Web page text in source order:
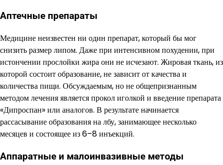
Аптечные препараты
Медицине неизвестен ни один препарат, который бы мог
снизить размер липом. Даже при интенсивном похудении, при
истончении прослойки жира они не исчезают. Жировая ткань, из
которой состоит образование, не зависит от качества и
количества пищи. Обсуждаемым, но не общепризнанным
методом лечения является прокол иголкой и введение препарата
«Дипроспан» или аналогов. В результате начинается
рассасывание образования на лбу, занимающее несколько
месяцев и состоящее из 6–8 инъекций.
Аппаратные и малоинвазивные методы